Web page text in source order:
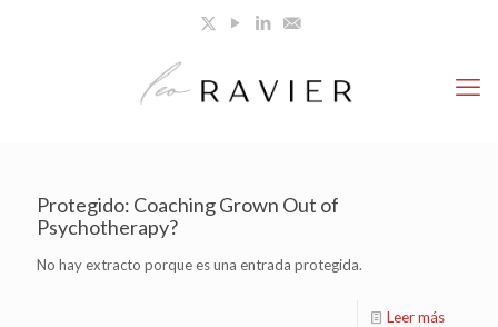
Protegido: Coaching Grown Out of
Psychotherapy?
No hay extracto porque es una entrada protegida.
Leer más